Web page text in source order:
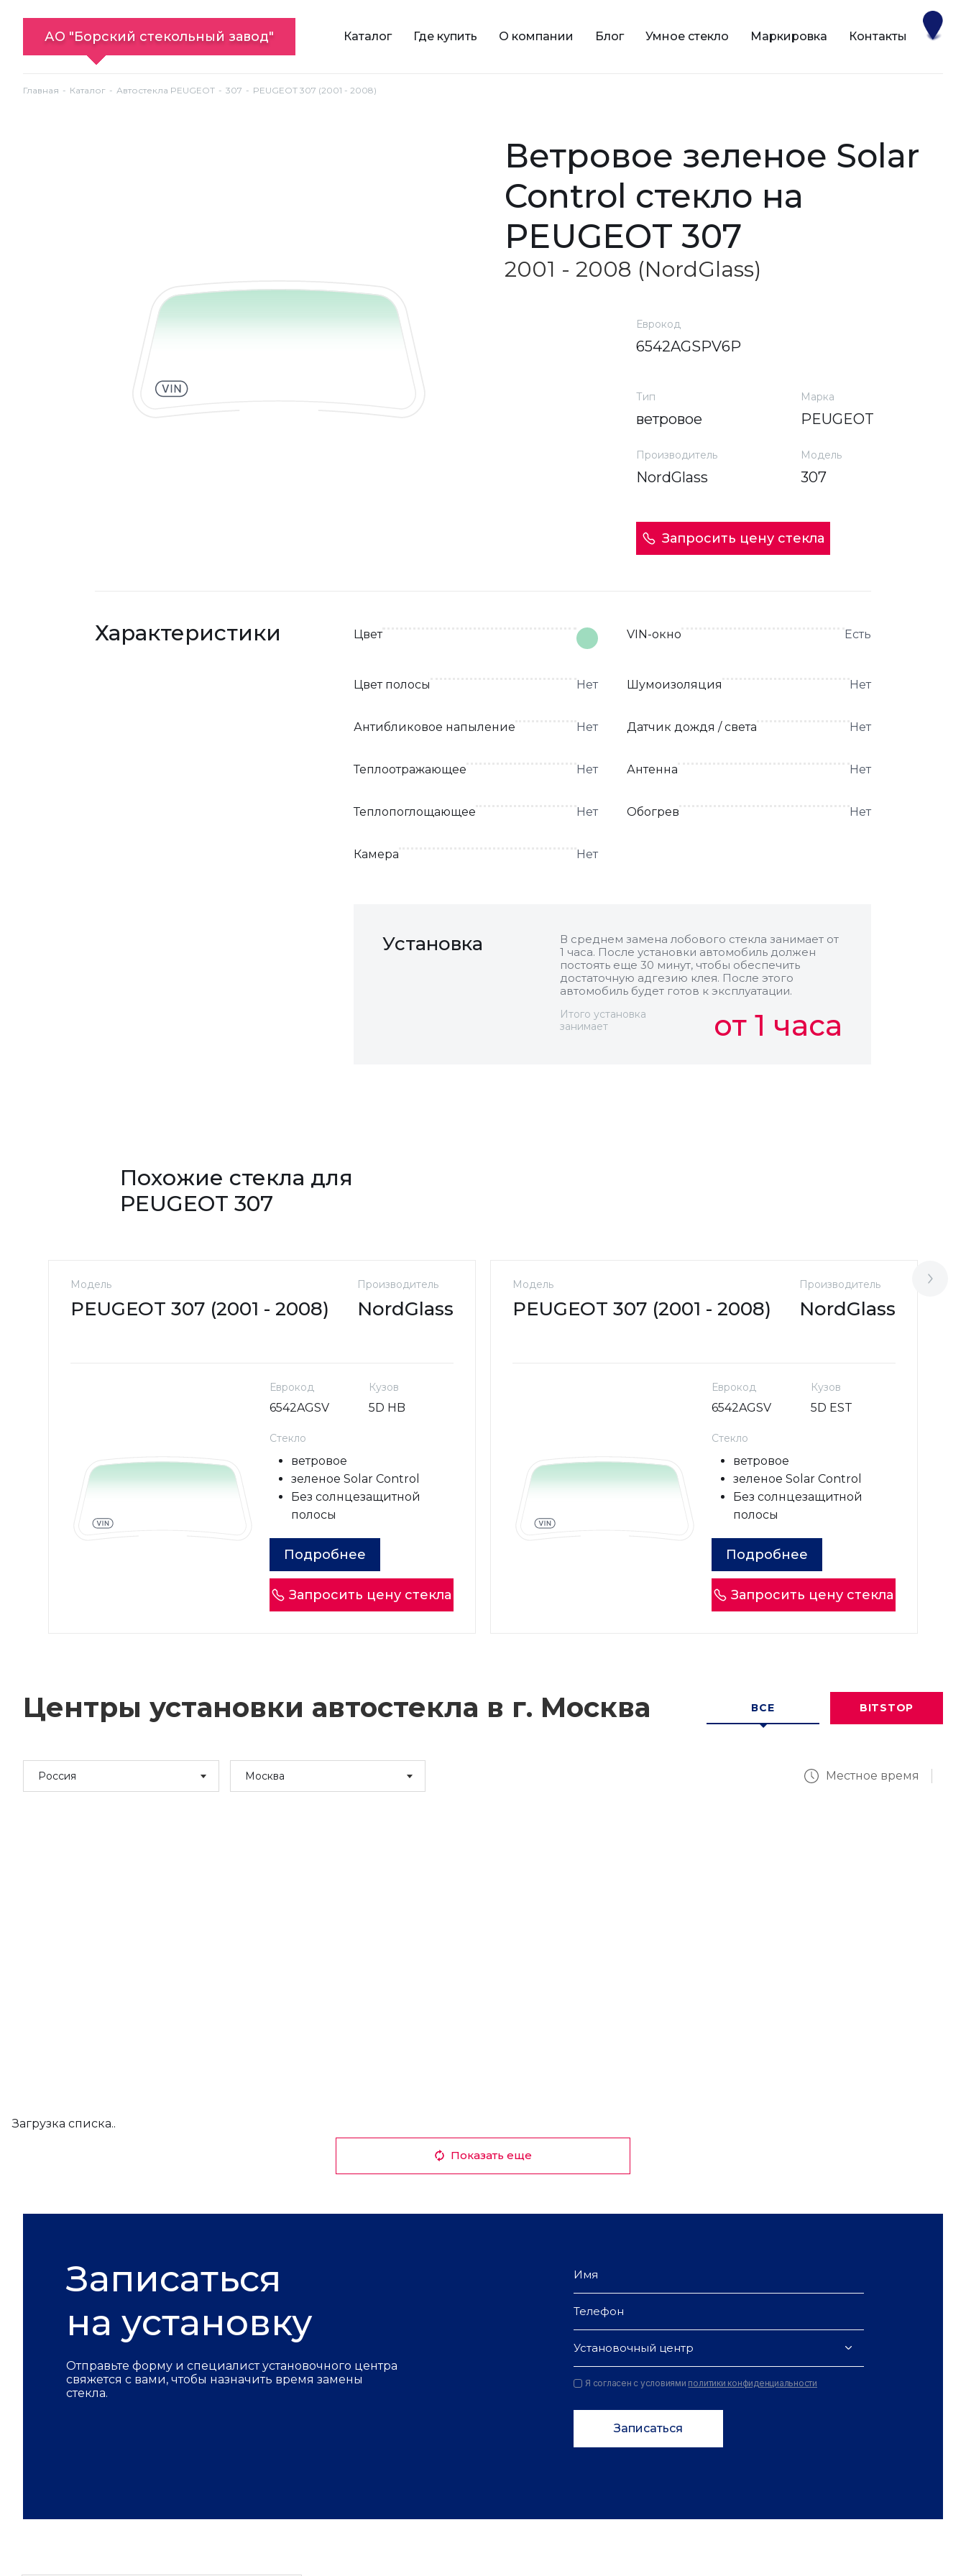
АО "Борский стекольный завод" Каталог Где купить О компании Блог Умное стекло Маркировка Контакты
Главная Каталог Автостекла PEUGEOT 307 PEUGEOT 307 (2001 - 2008)
ветровое зеленое Solar
Control стекло на
PEUGEOT 307
2001 - 2008 (NordGlass)
Еврокод
6542AGSPV6P
Тип
ветровое
Марка
PEUGEOT
Производитель
NordGlass
Модель
307
Запросить цену стекла
Характеристики Цвет VIN-окно Есть
Цвет полосы Нет Шумоизоляция Нет
Антибликовое напыление Нет Датчик дождя / света Нет
Теплоотражающее Нет Антенна Нет
Теплопоглощающее Нет Обогрев Нет
Камера Нет
Установка
В среднем замена лобового стекла занимает от
1 часа. После установки автомобиль должен
постоять еще 30 минут, чтобы обеспечить
достаточную адгезию клея. После этого
автомобиль будет готов к эксплуатации.
Итого установка
занимает
от 1 часа
Похожие стекла для
PEUGEOT 307
Модель
PEUGEOT 307 (2001 - 2008)
Производитель
NordGlass
Еврокод
6542AGSV
Кузов
5D HB
Стекло
ветровое
зеленое Solar Control
Без солнцезащитной
полосы
Подробнее
Запросить цену стекла
Модель
PEUGEOT 307 (2001 - 2008)
Производитель
NordGlass
Еврокод
6542AGSV
Кузов
5D EST
Стекло
ветровое
зеленое Solar Control
Без солнцезащитной
полосы
Подробнее
Запросить цену стекла
Центры установки автостекла в г. Москва ВСЕ BITSTOP
Россия Москва Местное время
Загрузка списка..
Показать еще
Записаться
на установку
Отправьте форму и специалист установочного центра
свяжется с вами, чтобы назначить время замены
стекла.
Установочный центр
Я согласен с условиями политики конфиденциальности
Записаться